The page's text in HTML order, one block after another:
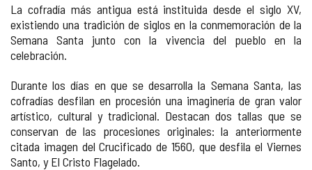
La cofradía más antigua está instituida desde el siglo XV,
existiendo una tradición de siglos en la conmemoración de la
Semana Santa junto con la vivencia del pueblo en la
celebración.
Durante los días en que se desarrolla la Semana Santa, las
cofradías desfilan en procesión una imaginería de gran valor
artístico, cultural y tradicional. Destacan dos tallas que se
conservan de las procesiones originales: la anteriormente
citada imagen del Crucificado de 1560, que desfila el Viernes
Santo, y El Cristo Flagelado.